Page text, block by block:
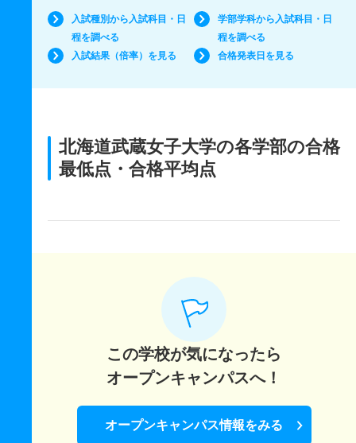
入試種別から入試科目・日
程を調べる
学部学科から入試科目・日
程を調べる
入試結果（倍率）を見る
合格発表日を見る
北海道武蔵女子大学の各学部の合格
最低点・合格平均点
この学校が気になったら
オープンキャンパスへ！
オープンキャンパス情報をみる